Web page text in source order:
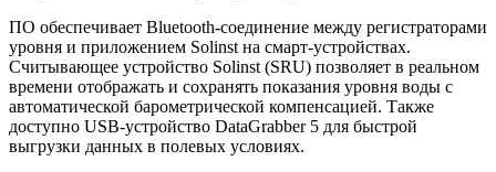
ПО обеспечивает Bluetooth-соединение между регистраторами
уровня и приложением Solinst на смарт-устройствах.
Считывающее устройство Solinst (SRU) позволяет в реальном
времени отображать и сохранять показания уровня воды с
автоматической барометрической компенсацией. Также
доступно USB-устройство DataGrabber 5 для быстрой
выгрузки данных в полевых условиях.